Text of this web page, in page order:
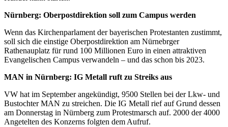
Nürnberg: Oberpostdirektion soll zum Campus werden
Wenn das Kirchenparlament der bayerischen Protestanten zustimmt,
soll sich die einstige Oberpostdirektion am Nürnebrger
Rathenauplatz für rund 100 Millionen Euro in einen attraktiven
Evangelischen Campus verwandeln – und das schon bis 2023.
MAN in Nürnberg: IG Metall ruft zu Streiks aus
VW hat im September angekündigt, 9500 Stellen bei der Lkw- und
Bustochter MAN zu streichen. Die IG Metall rief auf Grund dessen
am Donnerstag in Nürnberg zum Protestmarsch auf. 2000 der 4000
Angetelten des Konzerns folgten dem Aufruf.